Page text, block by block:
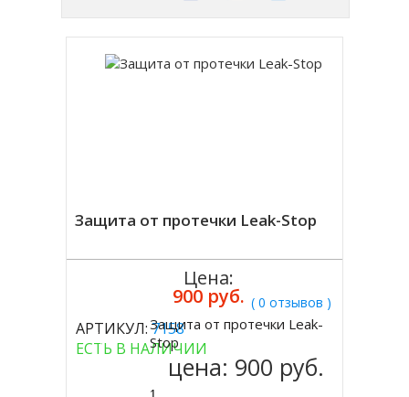
Защита от протечки Leak-Stop
( 0 отзывов )
АРТИКУЛ:7158
ЕСТЬ В НАЛИЧИИ
Цена:
900 руб.
Купить
Защита от протечки Leak-
Stop
цена: 900 руб.